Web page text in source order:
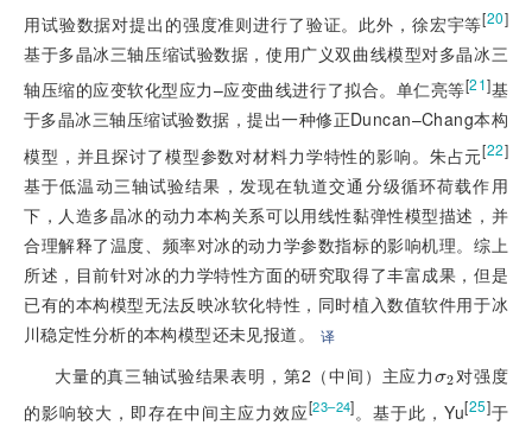
用试验数据对提出的强度准则进行了验证。此外，徐宏宇等[20]
基于多晶冰三轴压缩试验数据，使用广义双曲线模型对多晶冰三
轴压缩的应变软化型应力–应变曲线进行了拟合。单仁亮等[21]基
于多晶冰三轴压缩试验数据，提出一种修正Duncan–Chang本构
模型，并且探讨了模型参数对材料力学特性的影响。朱占元[22]
基于低温动三轴试验结果，发现在轨道交通分级循环荷载作用
下，人造多晶冰的动力本构关系可以用线性黏弹性模型描述，并
合理解释了温度、频率对冰的动力学参数指标的影响机理。综上
所述，目前针对冰的力学特性方面的研究取得了丰富成果，但是
已有的本构模型无法反映冰软化特性，同时植入数值软件用于冰
川稳定性分析的本构模型还未见报道。
译
大量的真三轴试验结果表明，第2（中间）主应力σ2 对强度
的影响较大，即存在中间主应力效应[23–24]。基于此，Yu[25]于